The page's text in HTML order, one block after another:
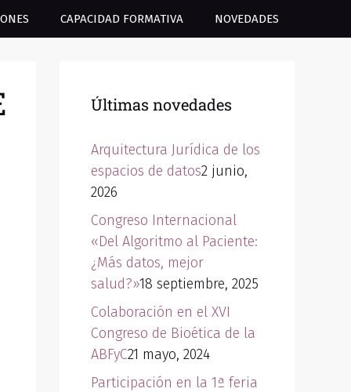
CAPACIDAD FORMATIVA NOVEDADES
Últimas novedades
Arquitectura Jurídica de los
espacios de datos2 junio,
2026
Congreso Internacional
«Del Algoritmo al Paciente:
¿Más datos, mejor
salud?»18 septiembre, 2025
Colaboración en el XVI
Congreso de Bioética de la
ABFyC21 mayo, 2024
Participación en la 1ª feria